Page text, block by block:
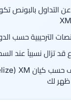
عن التداول
حسب الدولة 100$ أو 30$ وفقاً للعرض الظاهر
قد تزال نسبياً عند
ظهر لك